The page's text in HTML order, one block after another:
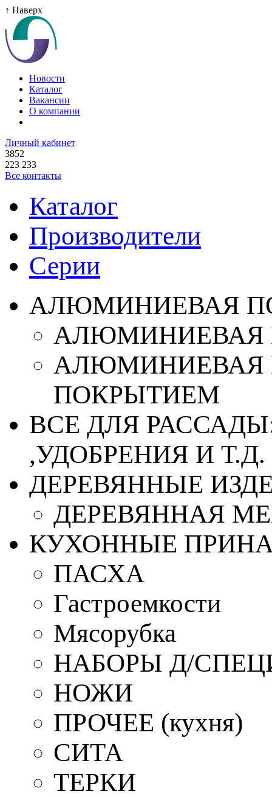
↑ Наверх
Новости
Каталог
Вакансии
О компании
Личный кабинет
3852
223 233
Все контакты
Каталог
Производители
Серии
АЛЮМИНИЕВАЯ
АЛЮМИНИЕВАЯ
АЛЮМИНИЕВАЯ
ПОКРЫТИЕМ
ВСЕ ДЛЯ
,УДОБРЕНИЯ И Т.Д.
ДЕРЕВЯННЫЕ
ДЕРЕВЯННАЯ
КУХОННЫЕ
ПАСХА
Гастроемкости
Мясорубка
НАБОРЫ Д/
НОЖИ
ПРОЧЕЕ (кухня)
СИТА
ТЕРКИ